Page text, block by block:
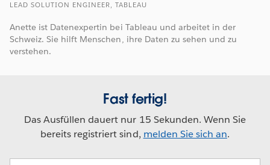
LEAD SOLUTION ENGINEER, TABLEAU
Anette ist Datenexpertin bei Tableau und arbeitet in der
Schweiz. Sie hilft Menschen, ihre Daten zu sehen und zu
verstehen.
Fast fertig!
Das Ausfüllen dauert nur 15 Sekunden. Wenn Sie
bereits registriert sind, melden Sie sich an.